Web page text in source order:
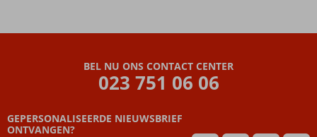
BEL NU ONS CONTACT CENTER
023 751 06 06
GEPERSONALISEERDE NIEUWSBRIEF
ONTVANGEN?